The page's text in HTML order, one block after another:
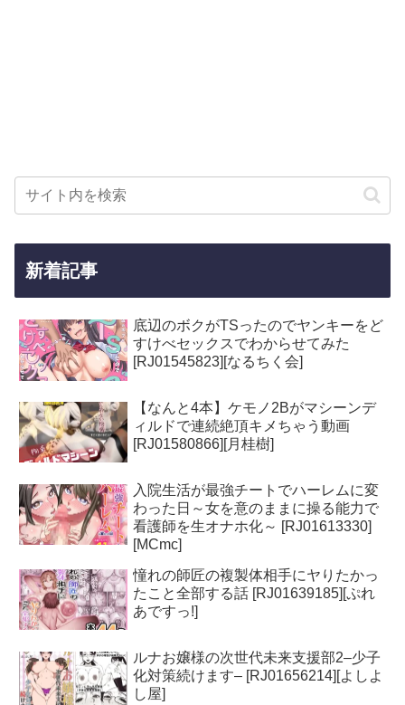
新着記事
底辺のボクがTSったのでヤンキーをど
すけべセックスでわからせてみた
[RJ01545823][なるちく会]
【なんと4本】ケモノ2Bがマシーンデ
ィルドで連続絶頂キメちゃう動画
[RJ01580866][月桂樹]
入院生活が最強チートでハーレムに変
わった日～女を意のままに操る能力で
看護師を生オナホ化～ [RJ01613330]
[MCmc]
憧れの師匠の複製体相手にヤりたかっ
たこと全部する話 [RJ01639185][ぷれ
あですっ!]
ルナお嬢様の次世代未来支援部2–少子
化対策続けます– [RJ01656214][よしよ
し屋]